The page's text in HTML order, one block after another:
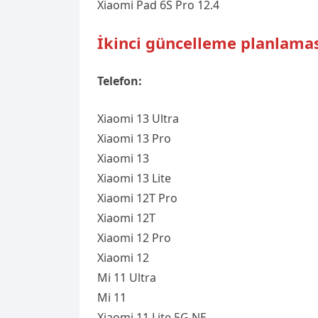
Xiaomi Pad 6S Pro 12.4
İkinci güncelleme
Telefon:
Xiaomi 13 Ultra
Xiaomi 13 Pro
Xiaomi 13
Xiaomi 13 Lite
Xiaomi 12T Pro
Xiaomi 12T
Xiaomi 12 Pro
Xiaomi 12
Mi 11 Ultra
Mi 11